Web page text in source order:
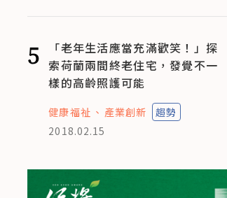
5
「老年生活應當充滿歡笑！」探
索荷蘭兩間終老住宅，發覺不一
樣的高齡照護可能
健康福祉 產業創新
趨勢
2018.02.15